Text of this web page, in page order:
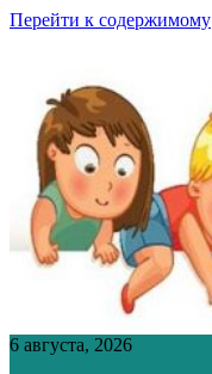
Перейти к содержимому
6 августа, 2026